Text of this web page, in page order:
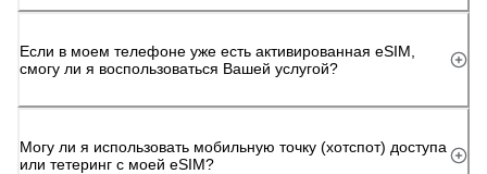
Если в моем телефоне уже есть активированная eSIM,
смогу ли я воспользоваться Вашей услугой?
Могу ли я использовать мобильную точку (хотспот) доступа
или тетеринг с моей eSIM?